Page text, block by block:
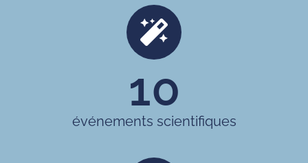
événements scientifiques
10